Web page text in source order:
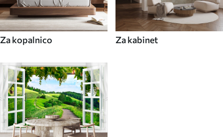
Za kopalnico Za kabinet